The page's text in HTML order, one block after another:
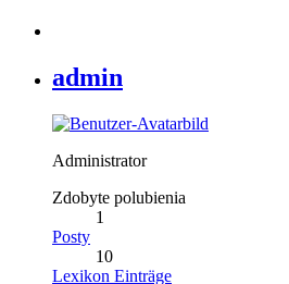
admin
Administrator
Zdobyte polubienia
1
Posty
10
Lexikon Einträge